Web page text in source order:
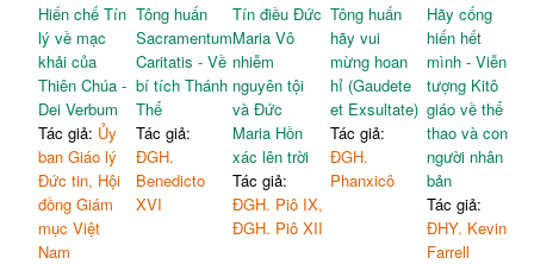
Hiến chế Tín
lý về mạc
khải của
Thiên Chúa -
Dei Verbum
Tác giả: Ủy
ban Giáo lý
Đức tin, Hội
đồng Giám
mục Việt
Nam
Tông huấn
Sacramentum
Caritatis - Về
bí tích Thánh
Thể
Tác giả:
ĐGH.
Benedicto
XVI
Tín điều Đức
Maria Vô
nhiễm
nguyên tội
và Đức
Maria Hồn
xác lên trời
Tác giả:
ĐGH. Piô IX,
ĐGH. Piô XII
Tông huấn
hãy vui
mừng hoan
hỉ (Gaudete
et Exsultate)
Tác giả:
ĐGH.
Phanxicô
Hãy cống
hiến hết
mình - Viễn
tượng Kitô
giáo về thể
thao và con
người nhân
bản
Tác giả:
ĐHY. Kevin
Farrell